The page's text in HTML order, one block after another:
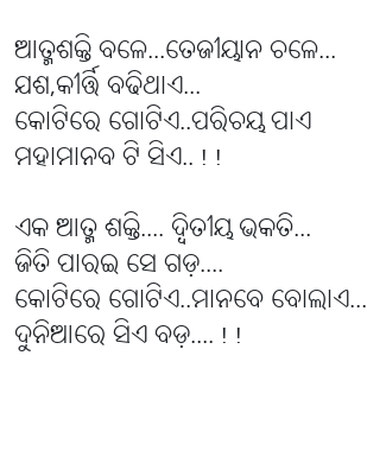
ଆତ୍ମଶକ୍ତି ବଳେ...ତେଜୀୟାନ ଚଳେ...
ଯଶ,କୀର୍ତ୍ତି ବଢିଥାଏ...
କୋଟିରେ ଗୋଟିଏ..ପରିଚୟ ପାଏ
ମହାମାନବ ଟି ସିଏ..!!
ଏକ ଆତ୍ମ ଶକ୍ତି.... ଦ୍ବିତୀୟ ଭକତି...
ଜିତି ପାରଇ ସେ ଗଡ଼....
କୋଟିରେ ଗୋଟିଏ..ମାନବେ ବୋଲାଏ...
ଦୁନିଆରେ ସିଏ ବଡ଼....!!